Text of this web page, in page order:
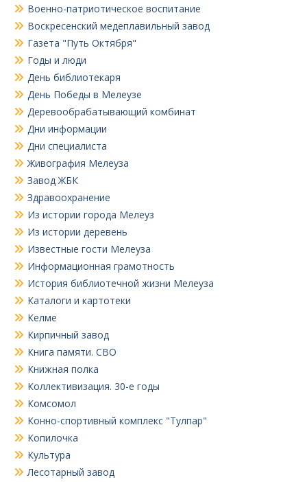
Военно-патриотическое воспитание
Воскресенский медеплавильный завод
Газета "Путь Октября"
Годы и люди
День библиотекаря
День Победы в Мелеузе
Деревообрабатывающий комбинат
Дни информации
Дни специалиста
Живография Мелеуза
Завод ЖБК
Здравоохранение
Из истории города Мелеуз
Из истории деревень
Известные гости Мелеуза
Информационная грамотность
История библиотечной жизни Мелеуза
Каталоги и картотеки
Келме
Кирпичный завод
Книга памяти. СВО
Книжная полка
Коллективизация. 30-е годы
Комсомол
Конно-спортивный комплекс "Тулпар"
Копилочка
Культура
Лесотарный завод